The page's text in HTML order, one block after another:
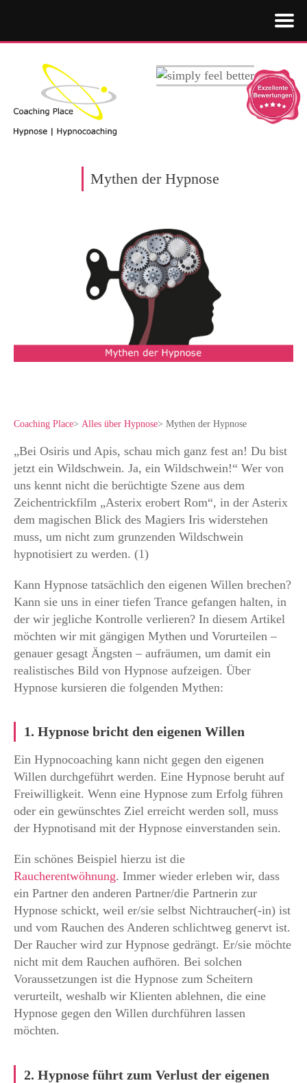
Mythen der Hypnose
Coaching Place> Alles über Hypnose> Mythen der Hypnose
„Bei Osiris und Apis, schau mich ganz fest an! Du bist
jetzt ein Wildschwein. Ja, ein Wildschwein!“ Wer von
uns kennt nicht die berüchtigte Szene aus dem
Zeichentrickfilm „Asterix erobert Rom“, in der Asterix
dem magischen Blick des Magiers Iris widerstehen
muss, um nicht zum grunzenden Wildschwein
hypnotisiert zu werden. (1)
Kann Hypnose tatsächlich den eigenen Willen brechen?
Kann sie uns in einer tiefen Trance gefangen halten, in
der wir jegliche Kontrolle verlieren? In diesem Artikel
möchten wir mit gängigen Mythen und Vorurteilen –
genauer gesagt Ängsten – aufräumen, um damit ein
realistisches Bild von Hypnose aufzeigen. Über
Hypnose kursieren die folgenden Mythen:
1. Hypnose bricht den eigenen Willen
Ein Hypnocoaching kann nicht gegen den eigenen
Willen durchgeführt werden. Eine Hypnose beruht auf
Freiwilligkeit. Wenn eine Hypnose zum Erfolg führen
oder ein gewünschtes Ziel erreicht werden soll, muss
der Hypnotisand mit der Hypnose einverstanden sein.
Ein schönes Beispiel hierzu ist die
Raucherentwöhnung. Immer wieder erleben wir, dass
ein Partner den anderen Partner/die Partnerin zur
Hypnose schickt, weil er/sie selbst Nichtraucher(-in) ist
und vom Rauchen des Anderen schlichtweg genervt ist.
Der Raucher wird zur Hypnose gedrängt. Er/sie möchte
nicht mit dem Rauchen aufhören. Bei solchen
Voraussetzungen ist die Hypnose zum Scheitern
verurteilt, weshalb wir Klienten ablehnen, die eine
Hypnose gegen den Willen durchführen lassen
möchten.
2. Hypnose führt zum Verlust der eigenen